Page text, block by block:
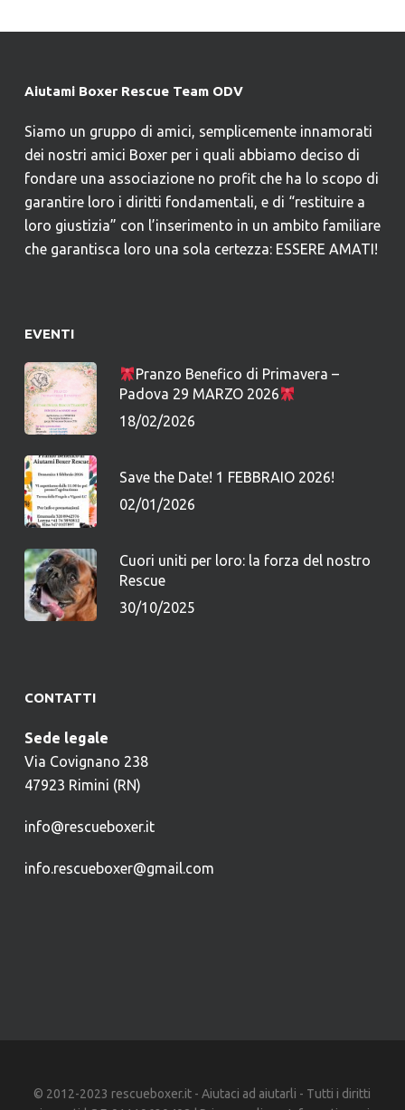
Aiutami Boxer Rescue Team ODV
Siamo un gruppo di amici, semplicemente innamorati
dei nostri amici Boxer per i quali abbiamo deciso di
fondare una associazione no profit che ha lo scopo di
garantire loro i diritti fondamentali, e di “restituire a
loro giustizia” con l’inserimento in un ambito familiare
che garantisca loro una sola certezza: ESSERE AMATI!
EVENTI
Pranzo Benefico di Primavera –
Padova 29 MARZO 2026
18/02/2026
Save the Date! 1 FEBBRAIO 2026!
02/01/2026
Cuori uniti per loro: la forza del nostro
Rescue
30/10/2025
CONTATTI
Sede legale
Via Covignano 238
47923 Rimini (RN)
info@rescueboxer.it
info.rescueboxer@gmail.com
© 2012-2023 rescueboxer.it - Aiutaci ad aiutarli - Tutti i diritti